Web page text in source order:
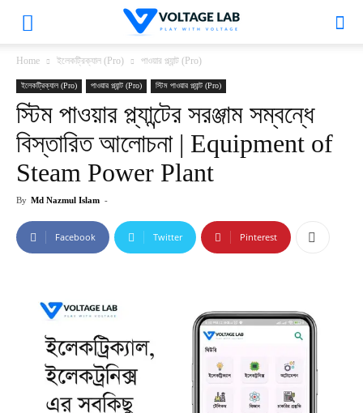
VoltageLab
Home ইলেকট্রিক্যাল (Pro) পাওয়ার প্ল্যান্ট (Pro)
ইলেকট্রিক্যাল (Pro) পাওয়ার প্ল্যান্ট (Pro) স্টিম পাওয়ার প্ল্যান্ট (Pro)
স্টিম পাওয়ার প্ল্যান্টের সরঞ্জাম সম্বন্ধে
বিস্তারিত আলোচনা | Equipment of
Steam Power Plant
By Md Nazmul Islam -
Facebook Twitter Pinterest